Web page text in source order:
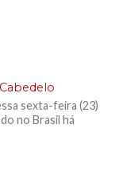
sexta-feira (23)
no Brasil há